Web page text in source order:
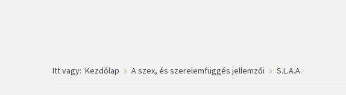
Itt vagy: Kezdőlap A szex, és szerelemfüggés jellemzői S.L.A.A.